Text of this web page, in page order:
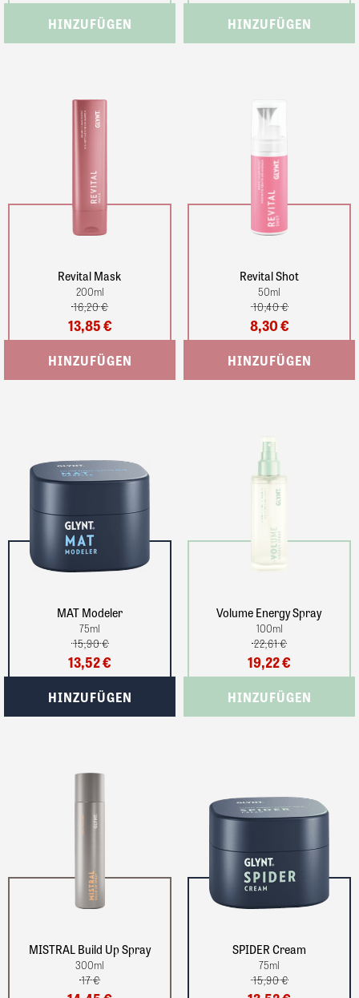
Revital Mask
200ml
16,20 €
13,85 €
Revital Shot
50ml
10,40 €
8,30 €
MAT Modeler
75ml
15,90 €
13,52 €
Volume Energy Spray
100ml
22,61 €
19,22 €
MISTRAL Build Up Spray
300ml
17 €
SPIDER Cream
75ml
15,90 €